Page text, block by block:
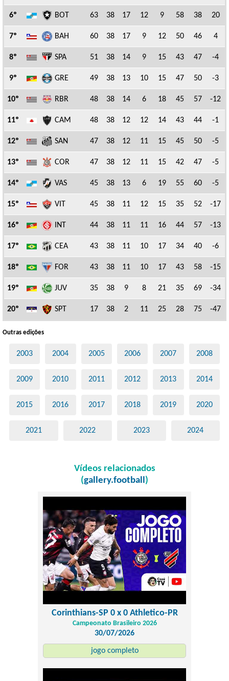
6º BOT 63 38 17 12 9 58 38 20
7º BAH 60 38 17 9 12 50 46 4
8º SPA 51 38 14 9 15 43 47 -4
9º GRE 49 38 13 10 15 47 50 -3
10º RBR 48 38 14 6 18 45 57 -12
11º CAM 48 38 12 12 14 43 44 -1
12º SAN 47 38 12 11 15 45 50 -5
13º COR 47 38 12 11 15 42 47 -5
14º VAS 45 38 13 6 19 55 60 -5
15º VIT 45 38 11 12 15 35 52 -17
16º INT 44 38 11 11 16 44 57 -13
17º CEA 43 38 11 10 17 34 40 -6
18º FOR 43 38 11 10 17 43 58 -15
19º JUV 35 38 9 8 21 35 69 -34
20º SPT 17 38 2 11 25 28 75 -47
Outras edições
2003 2004 2005 2006 2007 2008
2009 2010 2011 2012 2013 2014
2015 2016 2017 2018 2019 2020
2021 2022 2023 2024
Vídeos relacionados
(gallery.football)
Corinthians-SP 0 x 0 Athletico-PR
Campeonato Brasileiro 2026
30/07/2026
jogo completo